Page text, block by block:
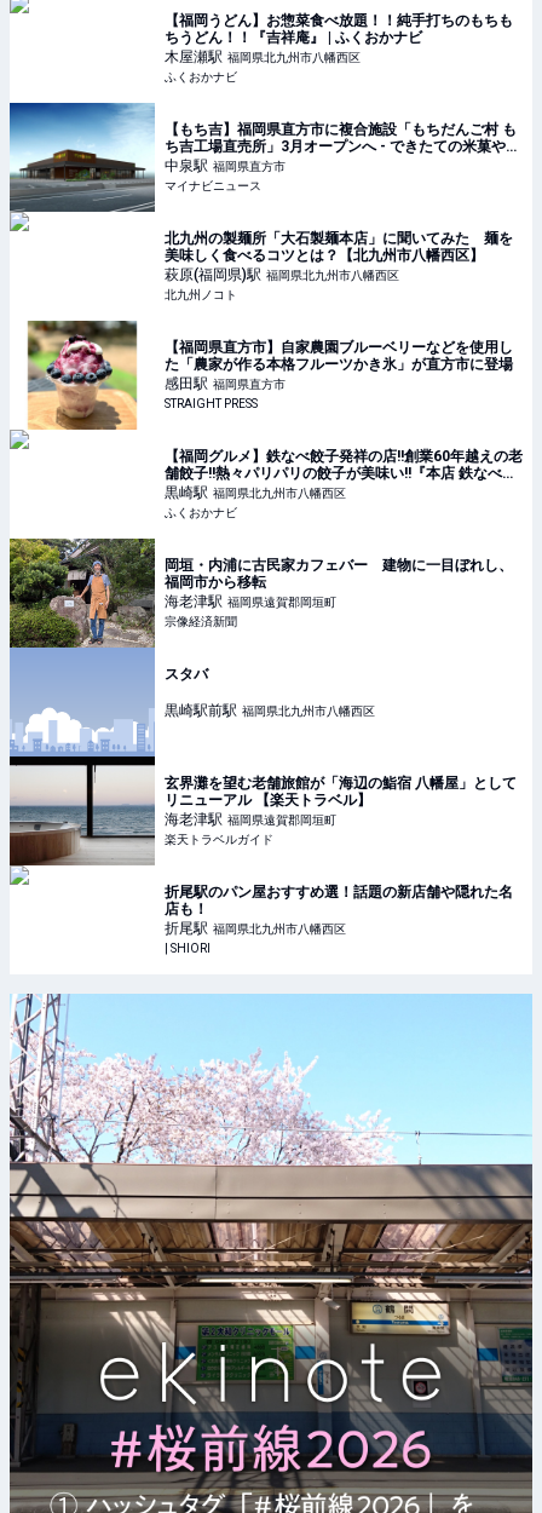
【福岡うどん】お惣菜食べ放題！！純手打ちのもちも
ちうどん！！『吉祥庵』 | ふくおかナビ
木屋瀬駅 福岡県北九州市八幡西区
ふくおかナビ
【もち吉】福岡県直方市に複合施設「もちだんご村 も
ち吉工場直売所」3月オープンへ - できたての米菓やお
餅、うどんを提供
中泉駅 福岡県直方市
マイナビニュース
北九州の製麺所「大石製麺本店」に聞いてみた 麺を
美味しく食べるコツとは？【北九州市八幡西区】
萩原(福岡県)駅 福岡県北九州市八幡西区
北九州ノコト
【福岡県直方市】自家農園ブルーベリーなどを使用し
た「農家が作る本格フルーツかき氷」が直方市に登場
感田駅 福岡県直方市
STRAIGHT PRESS
【福岡グルメ】鉄なべ餃子発祥の店!!創業60年越えの老
舗餃子!!熱々パリパリの餃子が美味い!!『本店 鉄なべ』
| ふくおかナビ
黒崎駅 福岡県北九州市八幡西区
ふくおかナビ
岡垣・内浦に古民家カフェバー 建物に一目ぼれし、
福岡市から移転
海老津駅 福岡県遠賀郡岡垣町
宗像経済新聞
スタバ
黒崎駅前駅 福岡県北九州市八幡西区
玄界灘を望む老舗旅館が「海辺の鮨宿 八幡屋」として
リニューアル 【楽天トラベル】
海老津駅 福岡県遠賀郡岡垣町
楽天トラベルガイド
折尾駅のパン屋おすすめ選！話題の新店舗や隠れた名
店も！
折尾駅 福岡県北九州市八幡西区
| SHIORI